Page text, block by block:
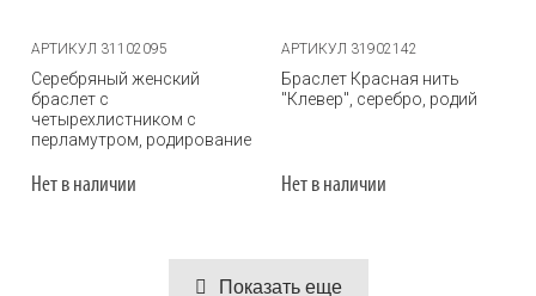
АРТИКУЛ 31102095
Серебряный женский
браслет с
четырехлистником с
перламутром, родирование
Нет в наличии
АРТИКУЛ 31902142
Браслет Красная нить
"Клевер", серебро, родий
Нет в наличии
Показать еще